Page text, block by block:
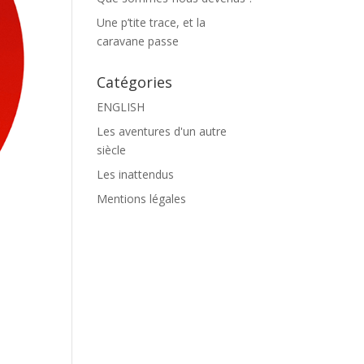
Une p’tite trace, et la
caravane passe
Catégories
ENGLISH
Les aventures d'un autre
siècle
Les inattendus
Mentions légales